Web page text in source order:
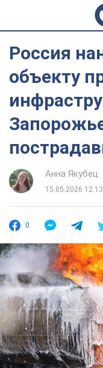
Россия
объекту
Анна Якубец
15.05.2026 12:13
0